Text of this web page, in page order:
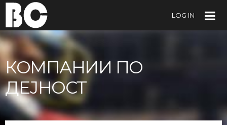
LOG IN
КОМПАНИИ ПО
ДЕЈНОСТ